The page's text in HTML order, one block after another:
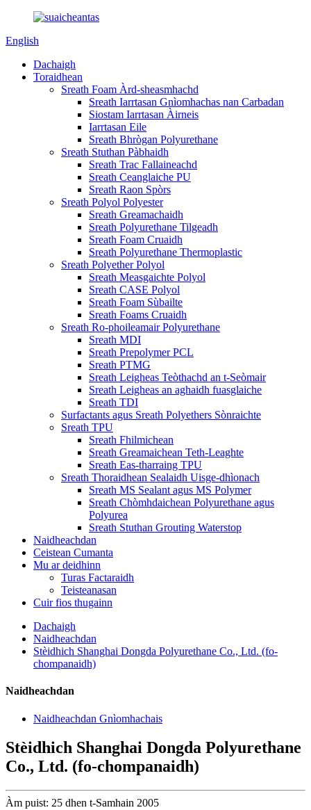
English
Dachaigh
Toraidhean
Sreath Foam Àrd-sheasmhachd
Sreath Iarrtasan Gnìomhachas nan Carbadan
Siostam Iarrtasan Àirneis
Iarrtasan Eile
Sreath Bhrògan Polyurethane
Sreath Stuthan Pàbhaidh
Sreath Trac Fallaineachd
Sreath Ceanglaiche PU
Sreath Raon Spòrs
Sreath Polyol Polyester
Sreath Greamachaidh
Sreath Polyurethane Tilgeadh
Sreath Foam Cruaidh
Sreath Polyurethane Thermoplastic
Sreath Polyether Polyol
Sreath Measgaichte Polyol
Sreath CASE Polyol
Sreath Foam Sùbailte
Sreath Foams Cruaidh
Sreath Ro-phoileamair Polyurethane
Sreath MDI
Sreath Prepolymer PCL
Sreath PTMG
Sreath Leigheas Teòthachd an t-Seòmair
Sreath Leigheas an aghaidh fuasglaiche
Sreath TDI
Surfactants agus Sreath Polyethers Sònraichte
Sreath TPU
Sreath Fhilmichean
Sreath Greamaichean Teth-Leaghte
Sreath Eas-tharraing TPU
Sreath Thoraidhean Sealaidh Uisge-dhìonach
Sreath MS Sealant agus MS Polymer
Sreath Chòmhdaichean Polyurethane agus
Polyurea
Sreath Stuthan Grouting Waterstop
Naidheachdan
Ceistean Cumanta
Mu ar deidhinn
Turas Factaraidh
Teisteanasan
Cuir fios thugainn
Dachaigh
Naidheachdan
Stèidhich Shanghai Dongda Polyurethane Co., Ltd. (fo-
chompanaidh)
Naidheachdan
Naidheachdan Gnìomhachais
Stèidhich Shanghai Dongda Polyurethane
Co., Ltd. (fo-chompanaidh)
Àm puist: 25 dhen t-Samhain 2005